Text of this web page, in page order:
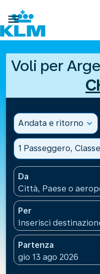

Voli per
Andata e ritorno expand_more
1 Passeggero,
Da
Città, Paese o
Per
Inserisci
Partenza
fc-booking-
gio 13 ago 2026